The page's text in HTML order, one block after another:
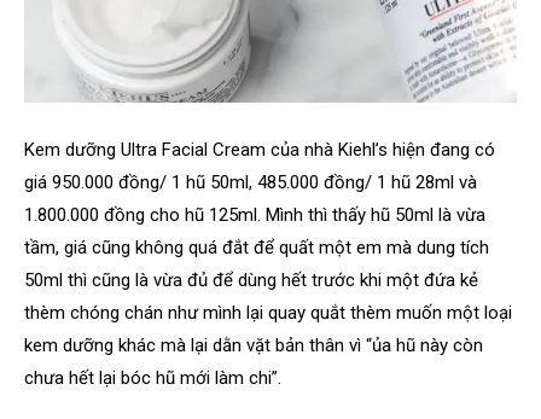
Kem dưỡng Ultra Facial Cream của nhà Kiehl’s hiện đang có
giá 950.000 đồng/ 1 hũ 50ml, 485.000 đồng/ 1 hũ 28ml và
1.800.000 đồng cho hũ 125ml. Mình thì thấy hũ 50ml là vừa
tầm, giá cũng không quá đắt để quất một em mà dung tích
50ml thì cũng là vừa đủ để dùng hết trước khi một đứa kẻ
thèm chóng chán như mình lại quay quắt thèm muốn một loại
kem dưỡng khác mà lại dằn vặt bản thân vì “ủa hũ này còn
chưa hết lại bóc hũ mới làm chi”.